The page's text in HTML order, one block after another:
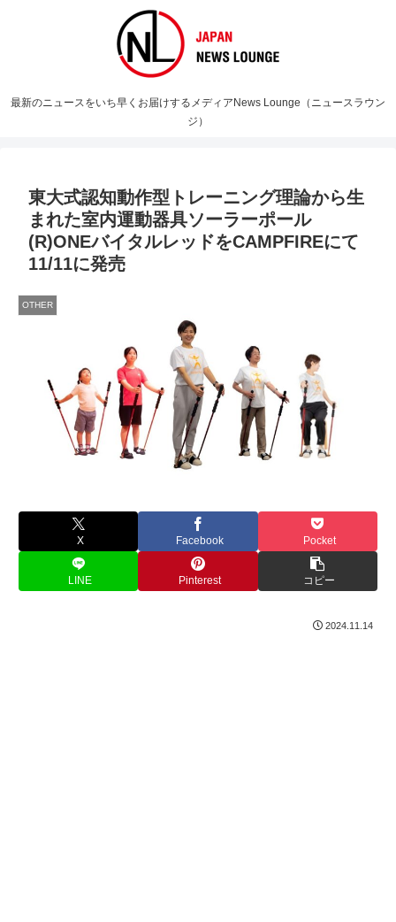
最新のニュースをいち早くお届けするメディアNews Lounge（ニュースラウン
ジ）
東大式認知動作型トレーニング理論から生
まれた室内運動器具ソーラーポール
(R)ONEバイタルレッドをCAMPFIREにて
11/11に発売
OTHER
X Facebook Pocket
LINE Pinterest コピー
2024.11.14